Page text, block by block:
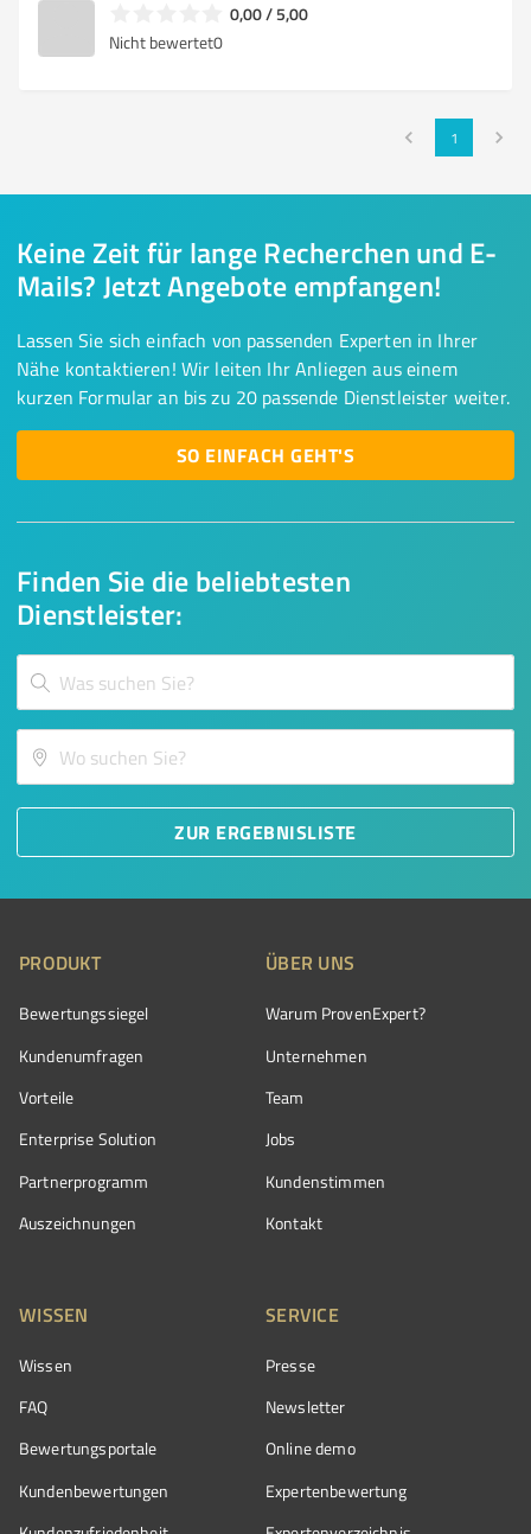
0,00 / 5,00
Nicht bewertet0
1
Finden Sie die beliebtesten
Dienstleister:
ZUR ERGEBNISLISTE
Keine Zeit für lange Recherchen und E-
Mails? Jetzt Angebote empfangen!
Lassen Sie sich einfach von passenden Experten in Ihrer
Nähe kontaktieren! Wir leiten Ihr Anliegen aus einem
kurzen Formular an bis zu 20 passende Dienstleister weiter.
SO EINFACH GEHT'S
PRODUKT
Bewertungssiegel
Kundenumfragen
Vorteile
Enterprise Solution
Partnerprogramm
Auszeichnungen
ÜBER UNS
Warum ProvenExpert?
Unternehmen
Team
Jobs
Kundenstimmen
Kontakt
WISSEN
Wissen
FAQ
Bewertungsportale
Kundenbewertungen
SERVICE
Presse
Newsletter
Online demo
Expertenbewertung